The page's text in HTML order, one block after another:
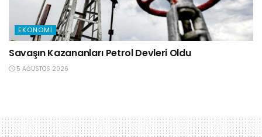
EKONOMI
Savaşın Kazananları Petrol Devleri Oldu
5 AĞUSTOS 2026